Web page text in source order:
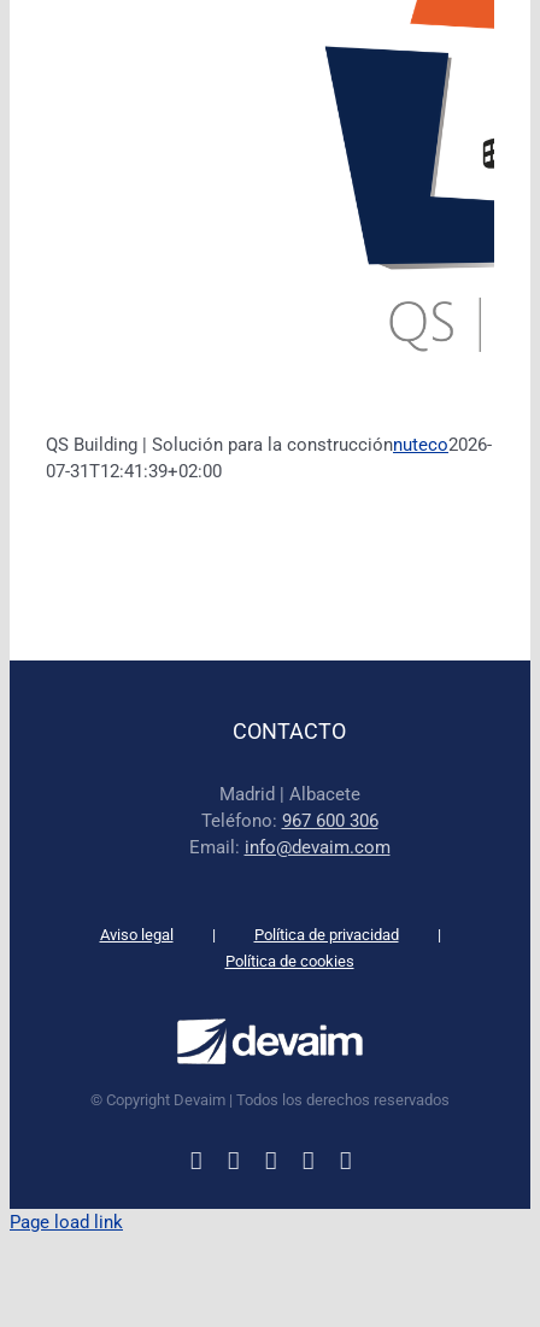
QS Building | Solución para la construcciónnuteco2026-
07-31T12:41:39+02:00
CONTACTO
Madrid | Albacete
Teléfono: 967 600 306
Email: info@devaim.com
Aviso legal
Política de privacidad
Política de cookies
© Copyright Devaim | Todos los derechos reservados
LinkedInInstagramFacebook
X YouTube
Page load link